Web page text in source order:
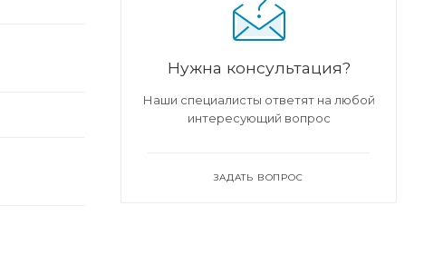
Нужна консультация?
Наши специалисты ответят на любой
интересующий вопрос
ЗАДАТЬ ВОПРОС